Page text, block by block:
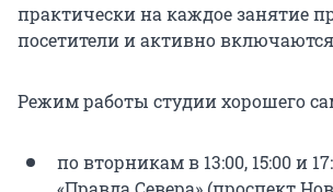
практически на каждое занятие
посетители и активно включаются
Режим работы студии хорошего
по вторникам в 13:00, 15:00 и